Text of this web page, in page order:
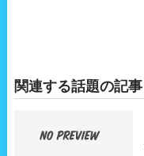
関連する話題の記事